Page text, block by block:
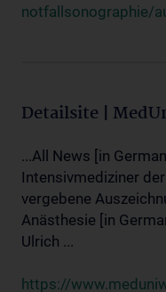
notfallsonographie/
Detailsite |
...All News [in
Intensivmediziner
vergebene
Anästhesie [in
Ulrich ...
https://